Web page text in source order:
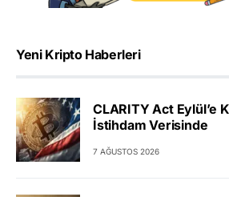
Yeni Kripto Haberleri
CLARITY Act Eylül’e
İstihdam Verisinde
7 AĞUSTOS 2026